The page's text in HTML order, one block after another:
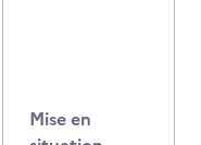
Mise en